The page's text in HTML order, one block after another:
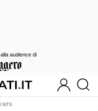
audience di